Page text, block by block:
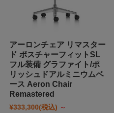
アーロンチェア リマスター
ド ポスチャーフィットSL
フル装備 グラファイト/ポ
リッシュドアルミニウムベ
ース Aeron Chair
Remastered
¥333,300(税込) ～